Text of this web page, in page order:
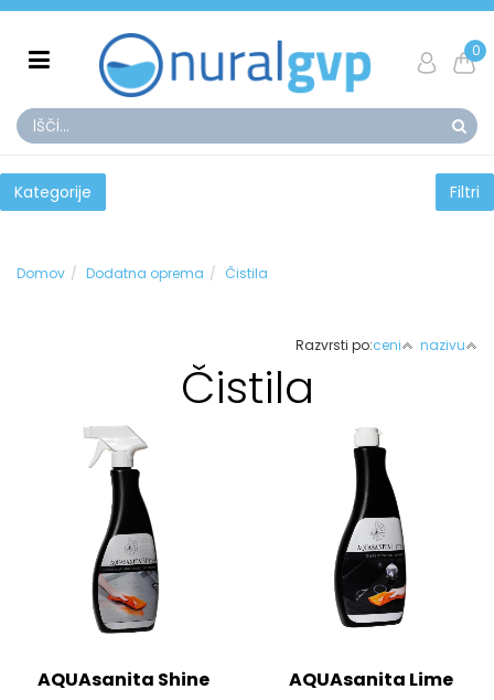
0
Kategorije Filtri
Domov Dodatna oprema Čistila
Razvrsti po:ceni nazivu
Čistila
AQUAsanita Shine AQUAsanita Lime